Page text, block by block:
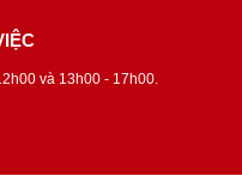
và 13h00 - 17h00.